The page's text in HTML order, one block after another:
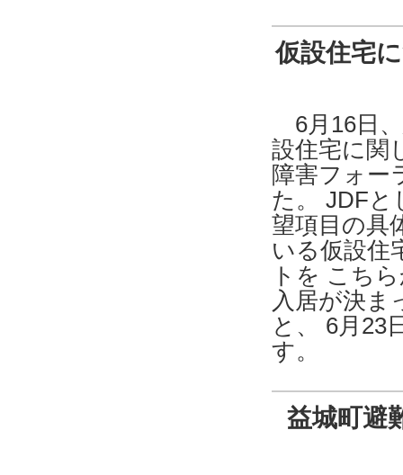
仮設住宅
6月16日
設住宅に関
障害フォー
た。 JDFと
望項目の具
いる仮設住
トを こち
入居が決ま
と、 6月23
す。
益城町避